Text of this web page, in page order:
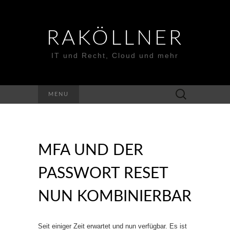
RAKÖLLNER
IT und Recht, Cloud und mehr
MENU
Suchen
nach:
MFA UND DER
PASSWORT RESET
NUN KOMBINIERBAR
Seit einiger Zeit erwartet und nun verfügbar. Es ist